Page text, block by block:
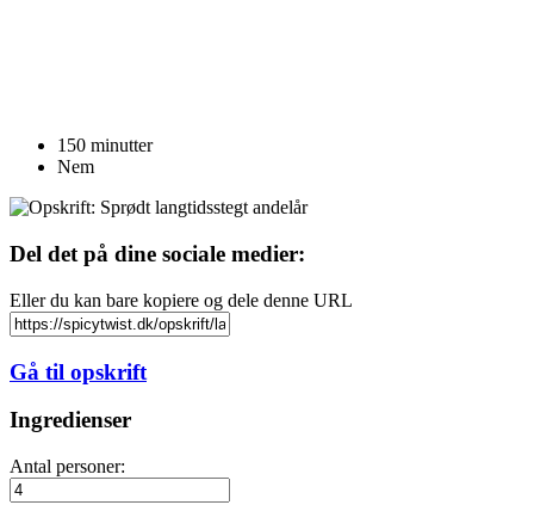
150 minutter
Nem
Del det på dine sociale medier:
Eller du kan bare kopiere og dele denne URL
Gå til opskrift
Ingredienser
Antal personer: